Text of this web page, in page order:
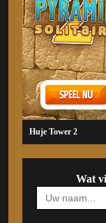
Huje Tower 2
Wat